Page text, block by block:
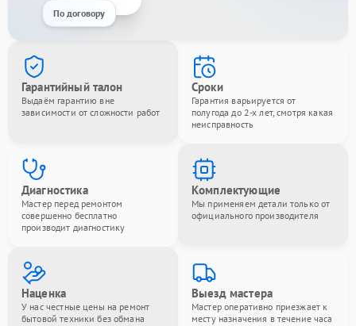
По договору
Гарантийный талон
Выдаём гарантию вне
зависимости от сложности работ
Сроки
Гарантия варьируется от
полугода до 2-х лет, смотря какая
неисправность
Диагностика
Мастер перед ремонтом
совершенно бесплатно
производит диагностику
Комплектующие
Мы применяем детали только от
официального производителя
Наценка
У нас честные цены на ремонт
бытовой техники без обмана
Выезд мастера
Мастер оперативно приезжает к
месту назначения в течение часа